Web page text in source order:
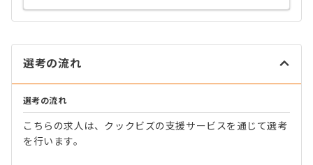
選考の流れ
選考の流れ
こちらの求人は、クックビズの支援サービスを通じて選考
を行います。